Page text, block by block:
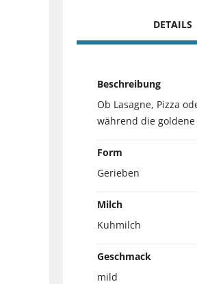
DETAILS
Beschreibung
Ob Lasagne, Pizza
während die
Form
Gerieben
Milch
Kuhmilch
Geschmack
mild